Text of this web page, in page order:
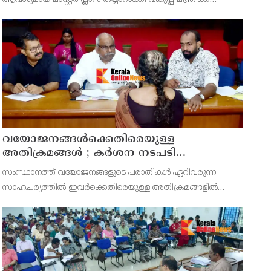
അറിയിച്ചു. ഡിപ്പോയ്ക്ക് നാല് ഏക്കറിൽ അധികം വരുന്ന
സ്ഥലമുണ്ട്
വയോജനങ്ങൾക്കെതിരെയുള്ള
അതിക്രമങ്ങൾ ; കർശന നടപടി
സ്വീകരിക്കുമെന്ന് കമ്മീഷൻ
സംസ്ഥാനത്ത് വയോജനങ്ങളുടെ പരാതികൾ ഏറിവരുന്ന
സാഹചര്യത്തിൽ ഇവർക്കെതിരെയുള്ള അതിക്രമങ്ങളിൽ
ചെയർമാൻ അഡ്വ. കെ. സോമപ്രസാദ്.